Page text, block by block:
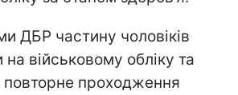
ДБР частину чоловіків
військовому обліку та
повторне проходження